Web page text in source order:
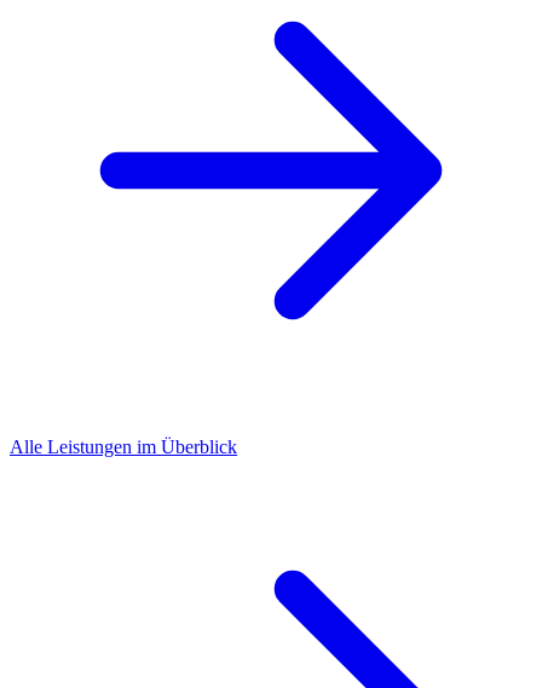
Alle Leistungen im Überblick